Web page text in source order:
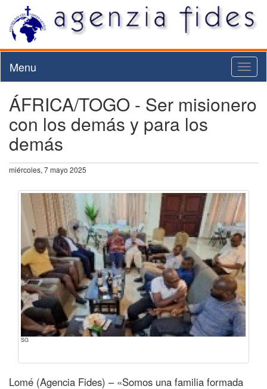
Menu
ÁFRICA/TOGO - Ser misionero
con los demás y para los
demás
miércoles, 7 mayo 2025
SG
Lomé (Agencia Fides) – «Somos una familia formada